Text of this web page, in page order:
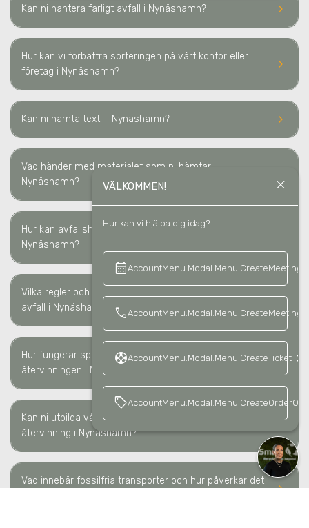
VÄLKOMMEN! close
Hur kan vi hjälpa dig idag?
calendar_monthAccountMenu.Modal.Menu.CreateMeeting
call
supportAccountMenu.Modal.Menu.CreateTicket keyboard_arrow_right
sell
keyboard_arrow_right
Kan ni hantera farligt avfall i Nynäshamn?
keyboard_arrow_right
Hur kan vi förbättra sorteringen på vårt kontor eller
företag i Nynäshamn?
keyboard_arrow_right
Kan ni hämta textil i Nynäshamn?
Vad händer med materialet som ni hämtar i
Nynäshamn?
Hur kan avfallshantering minska våra kostnader i
Nynäshamn?
keyboard_arrow_right
Vilka regler och lagkrav måste vi följa för sortering av
avfall i Nynäshamn?
keyboard_arrow_right
Hur fungerar spårbarheten av avfallshanteringen/
återvinningen i Nynäshamn?
keyboard_arrow_right
Kan ni utbilda vår personal kring avfallssortering och
återvinning i Nynäshamn?
keyboard_arrow_right
Vad innebär fossilfria transporter och hur påverkar det